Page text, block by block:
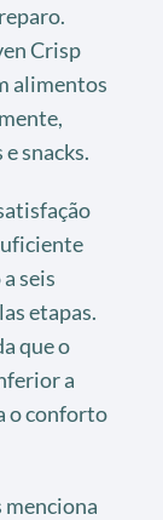
Crisp
alimentos
snacks.
seis
etapas.
que o
a
o conforto
menciona